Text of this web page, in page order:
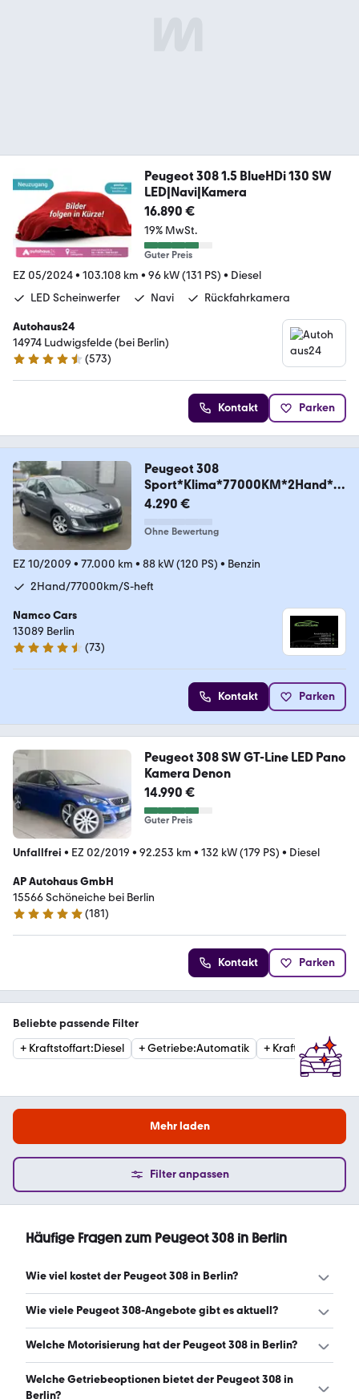
Peugeot 308 1.5 BlueHDi 130 SW
LED|Navi|Kamera
16.890 €
19% MwSt.
Guter Preis
EZ 05/2024• 103.108 km • 96 kW (131 PS) • Diesel
LED Scheinwerfer
Navi Rückfahrkamera
Autohaus24
14974 Ludwigsfelde (bei Berlin)
4.3 Sterne
(573)
Kontakt Parken
Peugeot 308
Sport*Klima*77000KM*2Hand*T
üv05.2027*
4.290 €
Ohne Bewertung
EZ 10/2009 • 77.000 km • 88 kW (120 PS) • Benzin
2Hand/77000km/S-heft
Namco Cars
13089 Berlin
4.6 Sterne
(73)
Kontakt Parken
Peugeot 308 SW GT-Line LED Pano
Kamera Denon
14.990 €
Guter Preis
Unfallfrei • EZ 02/2019 • 92.253 km • 132 kW (179 PS) • Diesel
AP Autohaus GmbH
15566 Schöneiche bei Berlin
4.9 Sterne
(181)
Kontakt Parken
Beliebte passende Filter
+ Kraftstoffart:Diesel +Getriebe:Automatik + Kraftstoffart:
Mehr laden
Filter anpassen
Häufige Fragen zum Peugeot 308 in Berlin
Wie viel kostet der Peugeot 308 in Berlin?
Ein guter Preis für einen Peugeot 308 in Berlin liegt
ab 203 € monatlich. (Stand: 6.8.2026)
Wie viele Peugeot 308-Angebote gibt es aktuell?
Es gibt insgesamt 194 Peugeot 308 bei mobile.de, davon
Welche Motorisierung hat der Peugeot 308 in Berlin?
Der Peugeot 308 in Berlin hat Leistungen zwischen 120
und 179 PS. (Stand: 6.8.2026)
Welche Getriebeoptionen bietet der Peugeot 308 in
Berlin?